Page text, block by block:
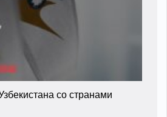
со странами